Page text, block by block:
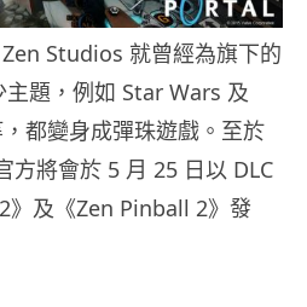
Studios 就曾經為旗下的
題，例如 Star Wars 及
都變身成彈珠遊戲。至於
方將會於 5 月 25 日以 DLC
》及《Zen Pinball 2》發